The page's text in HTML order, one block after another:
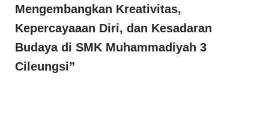
Mengembangkan Kreativitas,
Kepercayaaan Diri, dan Kesadaran
Budaya di SMK Muhammadiyah 3
Cileungsi”